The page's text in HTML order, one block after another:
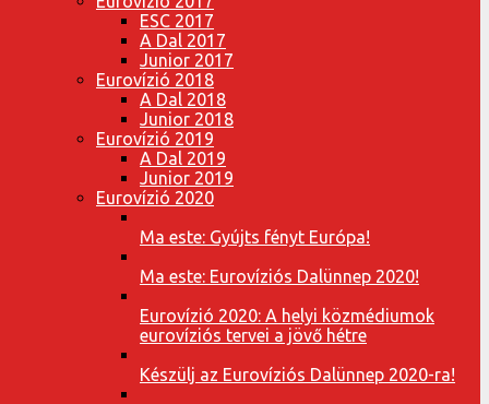
ESC 2017
A Dal 2017
Junior 2017
Eurovízió 2018
A Dal 2018
Junior 2018
Eurovízió 2019
A Dal 2019
Junior 2019
Eurovízió 2020
Ma este: Gyújts fényt Európa!
Ma este: Eurovíziós Dalünnep 2020!
Eurovízió 2020: A helyi közmédiumok
eurovíziós tervei a jövő hétre
Készülj az Eurovíziós Dalünnep 2020-ra!